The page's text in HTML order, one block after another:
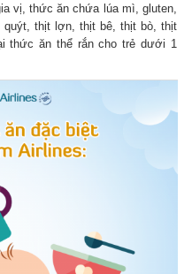
vị, thức ăn chứa lúa mì, gluten,
quýt, thịt lợn, thịt bê, thịt bò, thịt
thức ăn thể rắn cho trẻ dưới 1